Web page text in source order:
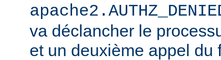
va déclancher le
et un deuxième appel du